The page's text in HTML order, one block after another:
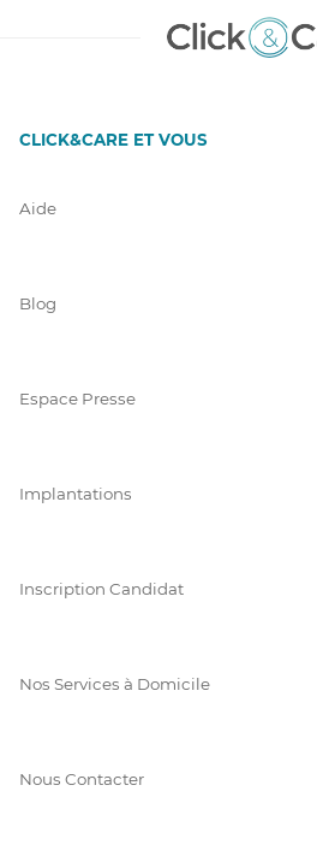
CLICK&CARE ET VOUS
Aide
Blog
Espace Presse
Implantations
Inscription Candidat
Nos Services à Domicile
Nous Contacter